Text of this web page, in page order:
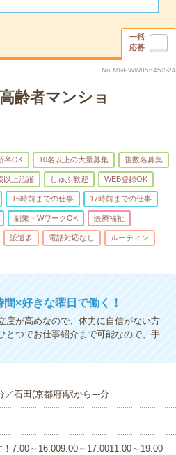
一括
応募
No.MNPWW856452-24
齢者マンショ
卒OK 10名以上の大量募集 複数名募集
以上活躍 しゅふ歓迎 WEB登録OK
16時前までの仕事 17時前までの仕事
副業・WワークOK 医療福祉
派遣多 電話対応なし ルーティン
×好きな曜日で働く！
が高めなので、体力に自信がない方
つでお仕事紹介まで可能なので、手
／石田(京都府)駅から---分
7:00～16:009:00～17:0011:00～19:00